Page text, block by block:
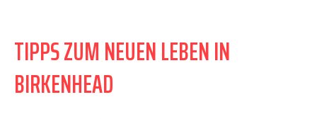
TIPPS ZUM NEUEN LEBEN IN
BIRKENHEAD